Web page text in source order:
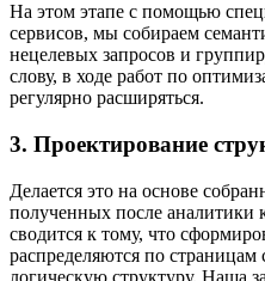
На этом этапе с помощью
сервисов, мы собираем
нецелевых запросов и
слову, в ходе работ по
регулярно расширяться.
3. Проектирование
Делается это на основе
полученных после аналитики
сводится к тому, что
распределяются по страницам
логическую структуру. Наша